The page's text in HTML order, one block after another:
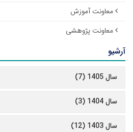
معاونت آموزش
معاونت پژوهشی
آرشیو
سال 1405 (7)
سال 1404 (3)
سال 1403 (12)